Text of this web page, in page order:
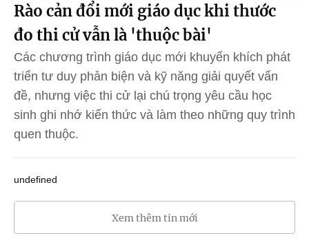
Rào cản đổi mới giáo dục khi thước
đo thi cử vẫn là 'thuộc bài'
Các chương trình giáo dục mới khuyến khích phát
triển tư duy phản biện và kỹ năng giải quyết vấn
đề, nhưng việc thi cử lại chú trọng yêu cầu học
sinh ghi nhớ kiến thức và làm theo những quy trình
quen thuộc.
undefined
Xem thêm tin mới